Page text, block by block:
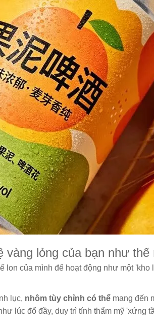
vàng lỏng của bạn như thế
lon của mình để hoạt động như một
lục, nhôm tùy chỉnh có thể mang đến
lúc đổ đầy, duy trì tính thẩm mỹ 'xứng